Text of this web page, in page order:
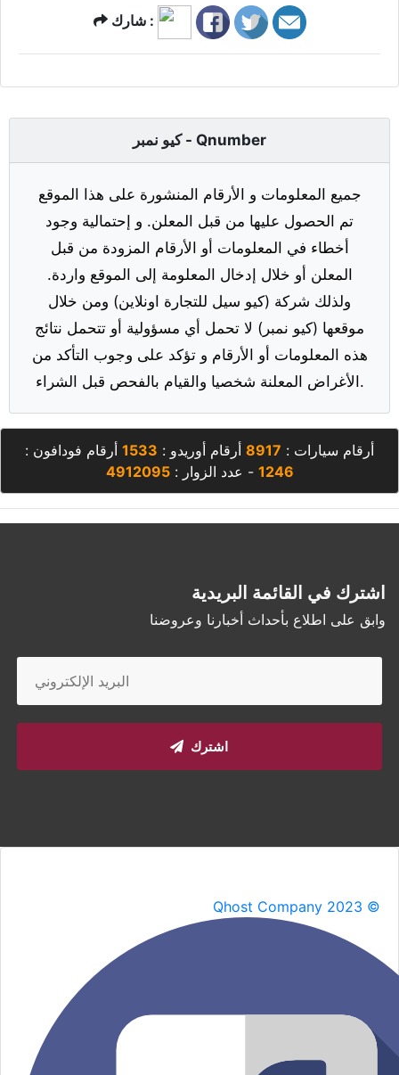
شارك :
كيو نمبر - Qnumber
جميع المعلومات و الأرقام المنشورة على هذا الموقع
تم الحصول عليها من قبل المعلن. و إحتمالية وجود
أخطاء في المعلومات أو الأرقام المزودة من قبل
المعلن أو خلال إدخال المعلومة إلى الموقع واردة.
ولذلك شركة (كيو سيل للتجارة اونلاين) ومن خلال
موقعها (كيو نمبر) لا تحمل أي مسؤولية أو تتحمل نتائج
هذه المعلومات أو الأرقام و تؤكد على وجوب التأكد من
الأغراض المعلنة شخصيا والقيام بالفحص قبل الشراء.
أرقام سيارات : 8917 أرقام أوريدو : 1533 أرقام فودافون :
1246 - عدد الزوار :4912095
اشترك في القائمة البريدية
وابق على اطلاع بأحداث أخبارنا وعروضنا
اشترك
Qhost Company 2023 ©